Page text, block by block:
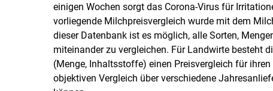
einigen Wochen sorgt das Corona-Virus für
vorliegende Milchpreisvergleich wurde mit dem
dieser Datenbank ist es möglich, alle Sorten,
miteinander zu vergleichen. Für Landwirte besteht
(Menge, Inhaltsstoffe) einen Preisvergleich für
objektiven Vergleich über verschiedene